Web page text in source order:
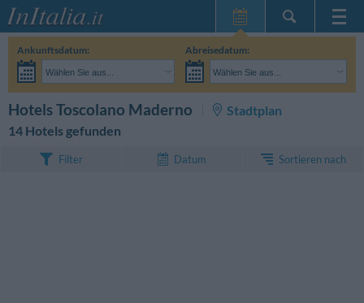
Meine
Reservierungen
InItalia Club
Ankunftsdatum:
Wählen Sie aus...
Abreisedatum:
Wählen Sie aus...
Hotels Toscolano Maderno
Stadtplan
14 Hotels gefunden
Filter Datum Sortieren nach